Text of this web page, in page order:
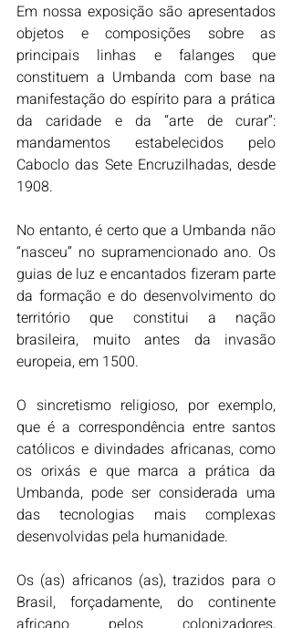
Em nossa exposição são apresentados
objetos e composições sobre as
principais linhas e falanges que
constituem a Umbanda com base na
manifestação do espírito para a prática
da caridade e da “arte de curar”:
mandamentos estabelecidos pelo
Caboclo das Sete Encruzilhadas, desde
1908.
No entanto, é certo que a Umbanda não
“nasceu” no supramencionado ano. Os
guias de luz e encantados fizeram parte
da formação e do desenvolvimento do
território que constitui a nação
brasileira, muito antes da invasão
europeia, em 1500.
O sincretismo religioso, por exemplo,
que é a correspondência entre santos
católicos e divindades africanas, como
os orixás e que marca a prática da
Umbanda, pode ser considerada uma
das tecnologias mais complexas
desenvolvidas pela humanidade.
Os (as) africanos (as), trazidos para o
Brasil, forçadamente, do continente